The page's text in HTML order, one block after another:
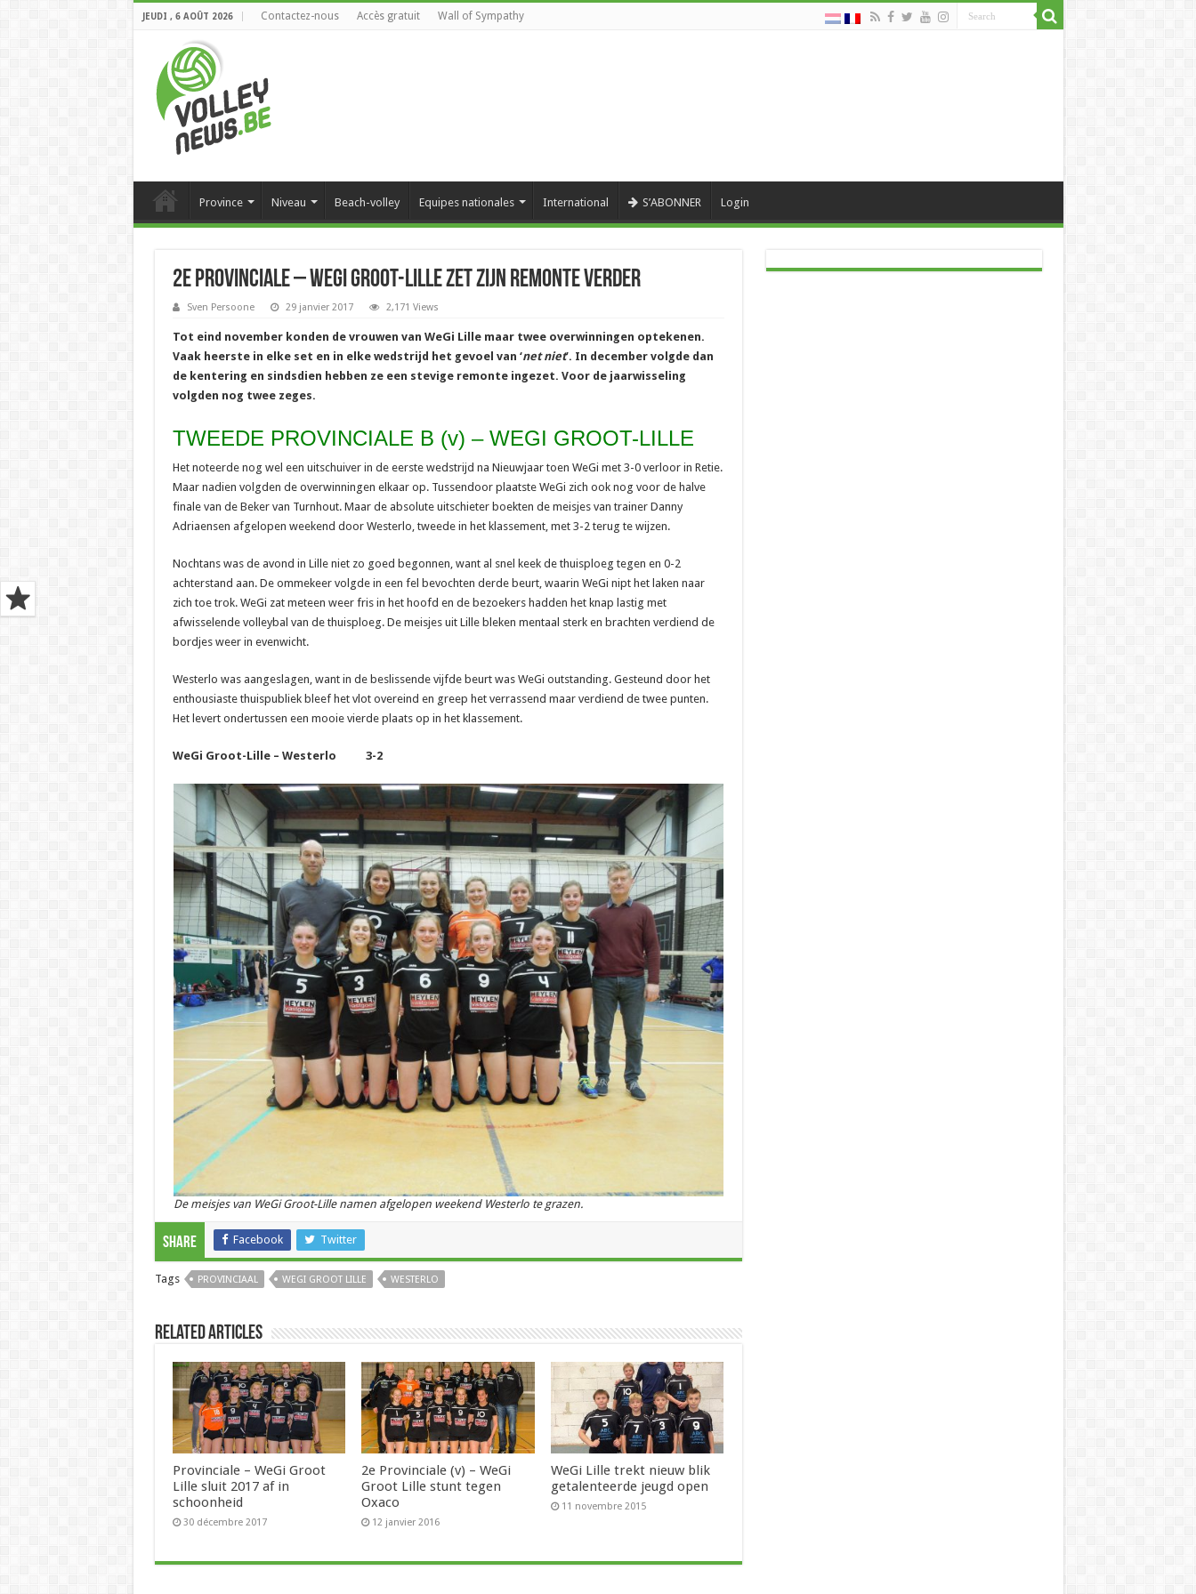
JEUDI , 6 AOÛT 2026 Contactez-nous Accès gratuit Wall of Sympathy
Province Niveau Beach-volley Equipes nationales International S’ABONNER Login
2e provinciale – WeGi Groot-Lille zet zijn remonte verder
Sven Persoone 29 janvier 2017 2,171 Views
Tot eind november konden de vrouwen van WeGi Lille maar twee overwinningen optekenen.
Vaak heerste in elke set en in elke wedstrijd het gevoel van ‘net niet’. In december volgde dan
de kentering en sindsdien hebben ze een stevige remonte ingezet. Voor de jaarwisseling
volgden nog twee zeges.
TWEEDE PROVINCIALE B (v) – WEGI GROOT-LILLE
Het noteerde nog wel een uitschuiver in de eerste wedstrijd na Nieuwjaar toen WeGi met 3-0 verloor in Retie.
Maar nadien volgden de overwinningen elkaar op. Tussendoor plaatste WeGi zich ook nog voor de halve
finale van de Beker van Turnhout. Maar de absolute uitschieter boekten de meisjes van trainer Danny
Adriaensen afgelopen weekend door Westerlo, tweede in het klassement, met 3-2 terug te wijzen.
Nochtans was de avond in Lille niet zo goed begonnen, want al snel keek de thuisploeg tegen en 0-2
achterstand aan. De ommekeer volgde in een fel bevochten derde beurt, waarin WeGi nipt het laken naar
zich toe trok. WeGi zat meteen weer fris in het hoofd en de bezoekers hadden het knap lastig met
afwisselende volleybal van de thuisploeg. De meisjes uit Lille bleken mentaal sterk en brachten verdiend de
bordjes weer in evenwicht.
Westerlo was aangeslagen, want in de beslissende vijfde beurt was WeGi outstanding. Gesteund door het
enthousiaste thuispubliek bleef het vlot overeind en greep het verrassend maar verdiend de twee punten.
Het levert ondertussen een mooie vierde plaats op in het klassement.
WeGi Groot-Lille – Westerlo 3-2
De meisjes van WeGi Groot-Lille namen afgelopen weekend Westerlo te grazen.
Share Facebook Twitter
Tags PROVINCIAAL WEGI GROOT LILLE WESTERLO
Related Articles
Provinciale – WeGi Groot
Lille sluit 2017 af in
schoonheid
30 décembre 2017
2e Provinciale (v) – WeGi
Groot Lille stunt tegen
Oxaco
12 janvier 2016
WeGi Lille trekt nieuw blik
getalenteerde jeugd open
11 novembre 2015